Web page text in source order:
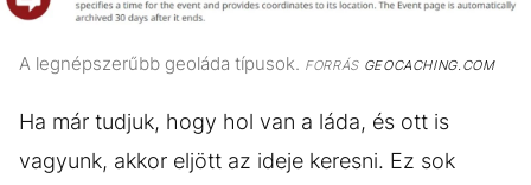
A legnépszerűbb geoláda típusok. FORRÁSGEOCACHING.COM
Ha már tudjuk, hogy hol van a láda, és ott is
vagyunk, akkor eljött az ideje keresni. Ez sok